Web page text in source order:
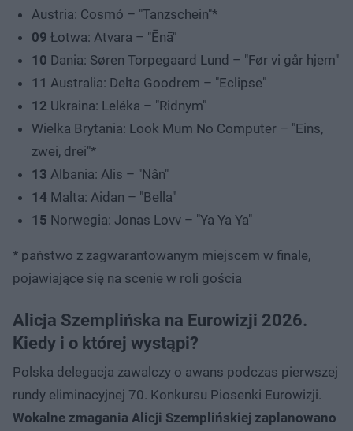
Austria: Cosmó – "Tanzschein"*
09 Łotwa: Atvara – "Ēnā"
10 Dania: Søren Torpegaard Lund – "Før vi går hjem"
11 Australia: Delta Goodrem – "Eclipse"
12 Ukraina: Leléka – "Ridnym"
Wielka Brytania: Look Mum No Computer – "Eins,
zwei, drei"*
13 Albania: Alis – "Nân"
14 Malta: Aidan – "Bella"
15 Norwegia: Jonas Lovv – "Ya Ya Ya"
* państwo z zagwarantowanym miejscem w finale,
pojawiające się na scenie w roli gościa
Alicja Szemplińska na Eurowizji 2026.
Kiedy i o której wystąpi?
Polska delegacja zawalczy o awans podczas pierwszej
rundy eliminacyjnej 70. Konkursu Piosenki Eurowizji.
Wokalne zmagania Alicji Szemplińskiej zaplanowano